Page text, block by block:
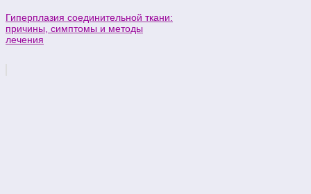
Гиперплазия соединительной ткани:
причины, симптомы и методы
лечения